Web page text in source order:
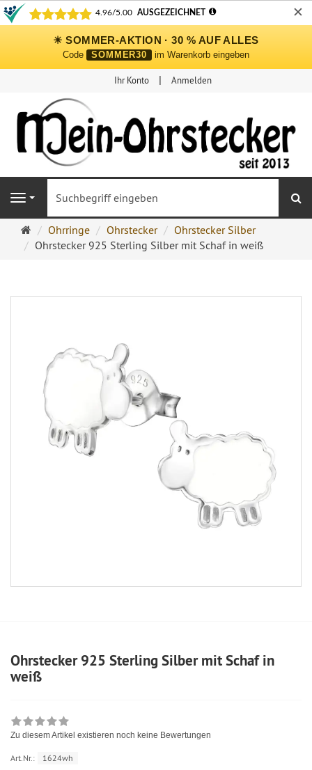
✕
☀ SOMMER-AKTION · 30 % AUF ALLES
Code SOMMER30 im Warenkorb eingeben
Ihr Konto Anmelden
Navigation
Ohrringe
Ohrstecker
Ohrringe Ohrstecker
Ohrstecker Silber
Ohrstecker 925 Sterling Silber mit Schaf in weiß
Ohrstecker 925 Sterling Silber mit Schaf in
weiß
Zu diesem Artikel existieren noch keine Bewertungen
Art.Nr.: 1624wh